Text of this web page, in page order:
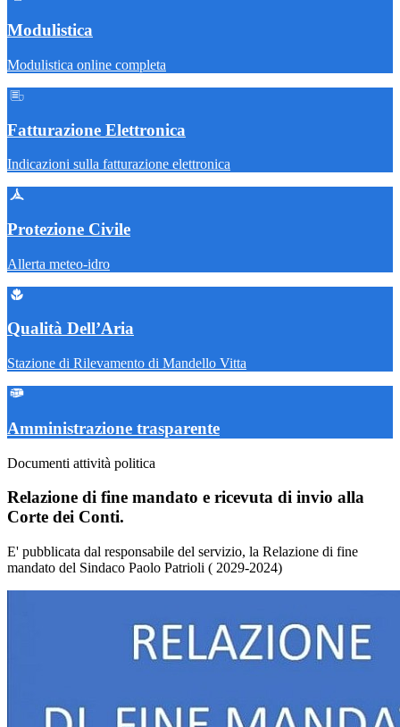
Modulistica
Modulistica online completa
Fatturazione Elettronica
Indicazioni sulla fatturazione elettronica
Protezione Civile
Allerta meteo-idro
Qualità Dell’Aria
Stazione di Rilevamento di Mandello Vitta
Amministrazione trasparente
Documenti attività politica
Relazione di fine mandato e ricevuta di invio alla
Corte dei Conti.
E' pubblicata dal responsabile del servizio, la Relazione di fine
mandato del Sindaco Paolo Patrioli ( 2029-2024)